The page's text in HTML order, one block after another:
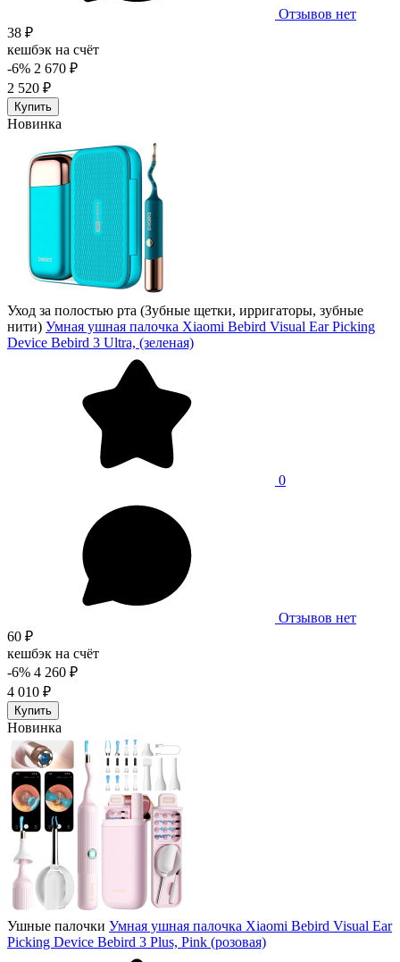
Отзывов нет
38 ₽
кешбэк на счёт
-6% 2 670 ₽
2 520 ₽
Купить
Новинка
Уход за полостью рта (Зубные щетки, ирригаторы, зубные
нити) Умная ушная палочка Xiaomi Bebird Visual Ear Picking
Device Bebird 3 Ultra, (зеленая)
0
Отзывов нет
60 ₽
кешбэк на счёт
-6% 4 260 ₽
4 010 ₽
Купить
Новинка
Ушные палочки Умная ушная палочка Xiaomi Bebird Visual Ear
Picking Device Bebird 3 Plus, Pink (розовая)